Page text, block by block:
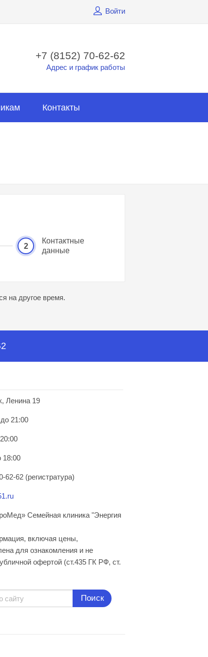
Войти
+7 (8152) 70-62-62
Адрес и график работы
Контакты
2
Контактные
данные
на другое время.
Ленина 19
21:00
18:00
62-62 (регистратура)
Семейная клиника "Энергия
включая цены,
для ознакомления и не
офертой (ст.435 ГК РФ, cт.
Поиск